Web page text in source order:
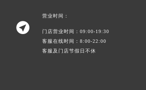

营业时间：
门店营业时间：09:00-19:30
客服在线时间：8:00-22:00
客服及门店节假日不休